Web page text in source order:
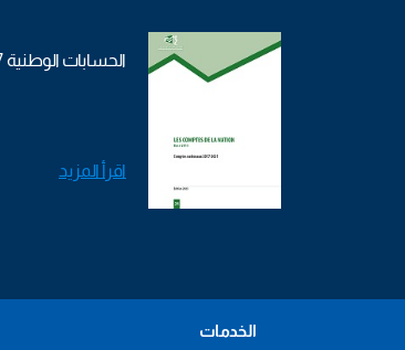
الحسابات الوطنية 2017-2021
اقرأ المزيد
الخدمات